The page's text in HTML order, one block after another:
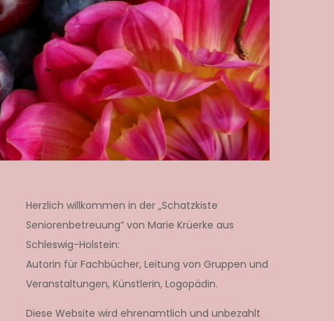
Herzlich willkommen in der „Schatzkiste
Seniorenbetreuung“ von Marie Krüerke aus
Schleswig-Holstein:
Autorin für Fachbücher, Leitung von Gruppen und
Veranstaltungen, Künstlerin, Logopädin.
Diese Website wird ehrenamtlich und unbezahlt